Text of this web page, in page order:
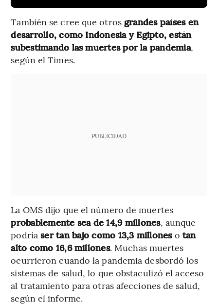
También se cree que otros grandes países en
desarrollo, como Indonesia y Egipto, están
subestimando las muertes por la pandemia,
según el Times.
PUBLICIDAD
La OMS dijo que el número de muertes
probablemente sea de 14,9 millones, aunque
podría ser tan bajo como 13,3 milloneso tan
alto como 16,6 millones. Muchas muertes
ocurrieron cuando la pandemia desbordó los
sistemas de salud, lo que obstaculizó el acceso
al tratamiento para otras afecciones de salud,
según el informe.